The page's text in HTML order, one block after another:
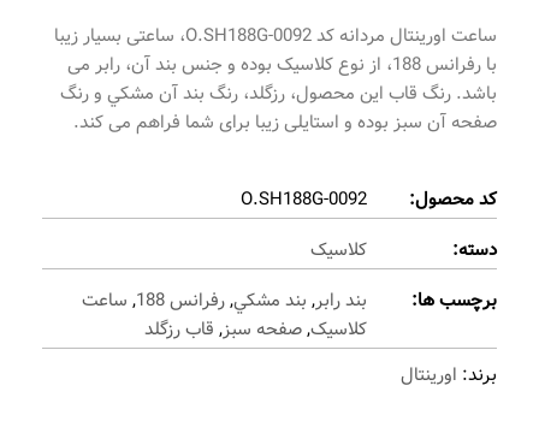
ساعت اورینتال مردانه کد O.SH188G-0092، ساعتی بسیار زیبا
با رفرانس 188، از نوع کلاسیک بوده و جنس بند آن، رابر می
باشد. رنگ قاب این محصول، رزگلد، رنگ بند آن مشکي و رنگ
صفحه آن سبز بوده و استایلی زیبا برای شما فراهم می کند.
کد محصول:
O.SH188G-0092
دسته:
کلاسیک
برچسب ها:
بند رابر, بند مشکي,رفرانس 188 , ساعت
کلاسیک,صفحه سبز, قاب رزگلد
برند: اورینتال